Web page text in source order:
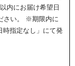
内にお届け希望日
さい。 ※期限内に
時指定なし」にて発